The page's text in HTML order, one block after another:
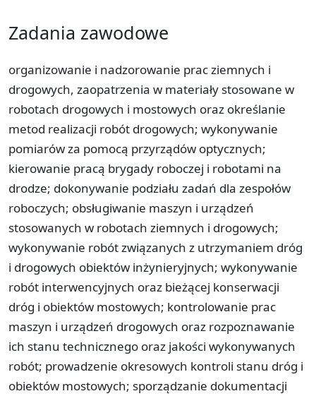
Zadania zawodowe
organizowanie i nadzorowanie prac ziemnych i
drogowych, zaopatrzenia w materiały stosowane w
robotach drogowych i mostowych oraz określanie
metod realizacji robót drogowych; wykonywanie
pomiarów za pomocą przyrządów optycznych;
kierowanie pracą brygady roboczej i robotami na
drodze; dokonywanie podziału zadań dla zespołów
roboczych; obsługiwanie maszyn i urządzeń
stosowanych w robotach ziemnych i drogowych;
wykonywanie robót związanych z utrzymaniem dróg
i drogowych obiektów inżynieryjnych; wykonywanie
robót interwencyjnych oraz bieżącej konserwacji
dróg i obiektów mostowych; kontrolowanie prac
maszyn i urządzeń drogowych oraz rozpoznawanie
ich stanu technicznego oraz jakości wykonywanych
robót; prowadzenie okresowych kontroli stanu dróg i
obiektów mostowych; sporządzanie dokumentacji